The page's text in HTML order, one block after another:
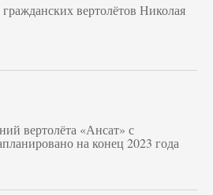
вертолётов Николая
вертолёта «Ансат» с
на конец 2023 года